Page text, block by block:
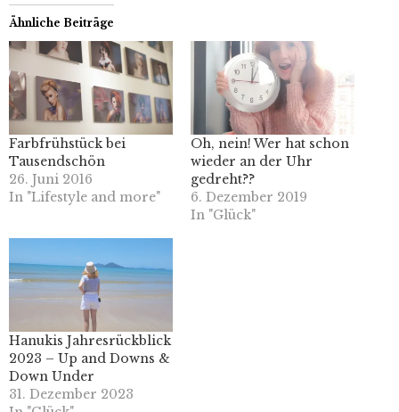
Ähnliche Beiträge
Farbfrühstück bei
Tausendschön
26. Juni 2016
In "Lifestyle and more"
Oh, nein! Wer hat schon
wieder an der Uhr
gedreht??
6. Dezember 2019
In "Glück"
Hanukis Jahresrückblick
2023 – Up and Downs &
Down Under
31. Dezember 2023